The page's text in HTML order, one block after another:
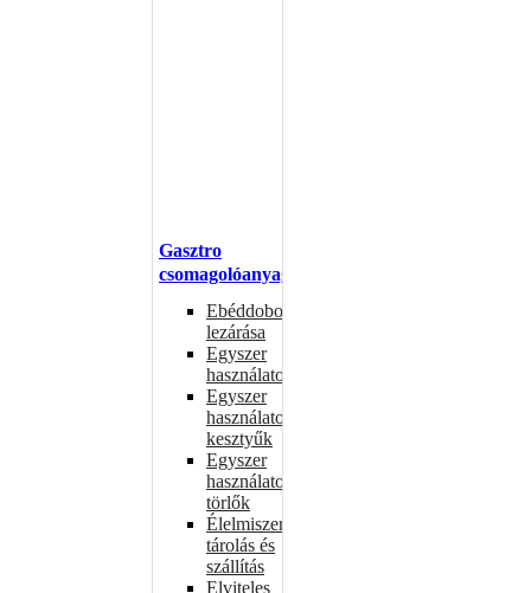
Gasztro
csomagolóanyagok
Ebéddobozok
lezárása
Egyszer
használatos
Egyszer
használatos
kesztyűk
Egyszer
használatos
törlők
Élelmiszer-
tárolás és
szállítás
Elviteles